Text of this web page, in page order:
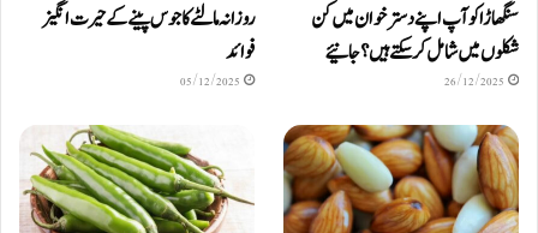
سنگھاڑا کو آپ اپنے دستر خوان میں کن
شکلوں میں شامل کرسکتے ہیں ؟ جانیئے
26/12/2025
روزانہ مالٹے کا جوس پینے کے حیرت انگیز
فوائد
05/12/2025